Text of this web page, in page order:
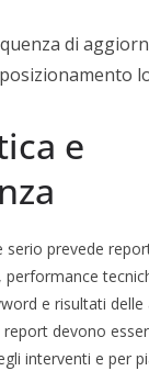
di
e
serio prevede
performance
e risultati delle
devono
interventi e per